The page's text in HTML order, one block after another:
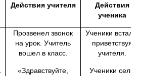
Действия учителя
Действия
ученика
Прозвенел звонок
на урок. Учитель
вошел в класс.
«Здравствуйте,
Ученики встали,
приветствуя
учителя.
Ученики сели